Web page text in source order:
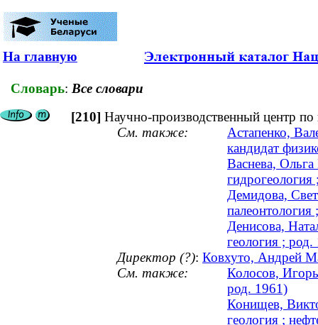
На главную
Словарь: Все словари
[210] Научно-производственный центр
См. также:
Астапенко,
кандидат
Васнева,
Демидова,
Денисова,
геология ; род.
Директор (?): Ковхуто, Андрей
См. также:
Колосов,
род. 1961)
Конищев,
геология ;